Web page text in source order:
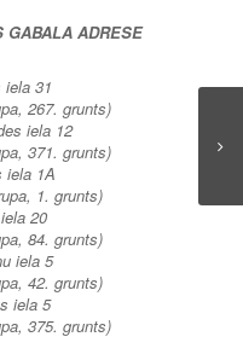
GABALA ADRESE
iela 31
267. grunts)
iela 12
371. grunts)
iela 1A
1. grunts)
20
84. grunts)
iela 5
42. grunts)
iela 5
375. grunts)